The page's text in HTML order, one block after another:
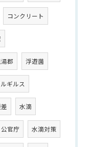
コンクリート
湯郡 浮遊菌
ギルス
水滴
公官庁 水滴対策